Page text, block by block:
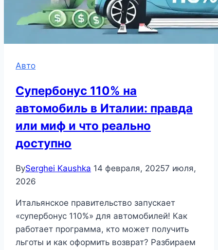
Авто
Супербонус 110% на
автомобиль в Италии: правда
или миф и что реально
доступно
BySerghei Kaushka 14 февраля, 20257 июля,
2026
Итальянское правительство запускает
«супербонус 110%» для автомобилей! Как
работает программа, кто может получить
льготы и как оформить возврат? Разбираем